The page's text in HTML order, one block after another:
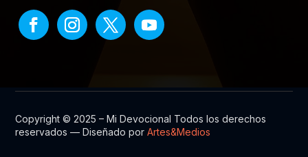
Copyright © 2025 – Mi Devocional Todos los derechos
reservados — Diseñado porArtes&Medios